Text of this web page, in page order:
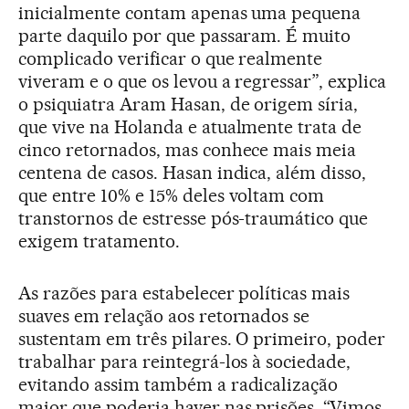
inicialmente contam apenas uma pequena
parte daquilo por que passaram. É muito
complicado verificar o que realmente
viveram e o que os levou a regressar”, explica
o psiquiatra Aram Hasan, de origem síria,
que vive na Holanda e atualmente trata de
cinco retornados, mas conhece mais meia
centena de casos. Hasan indica, além disso,
que entre 10% e 15% deles voltam com
transtornos de estresse pós-traumático que
exigem tratamento.
As razões para estabelecer políticas mais
suaves em relação aos retornados se
sustentam em três pilares. O primeiro, poder
trabalhar para reintegrá-los à sociedade,
evitando assim também a radicalização